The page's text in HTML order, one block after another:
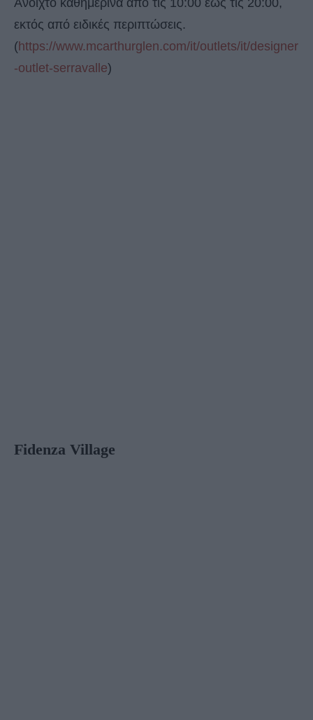
εκτός από ειδικές περιπτώσεις.
(https://www.mcarthurglen.com/it/outlets/it/designer
-outlet-serravalle)
Fidenza Village